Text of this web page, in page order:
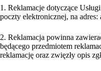
1. Reklamacje dotyczące
poczty elektronicznej, na adres:
2. Reklamacja powinna
będącego przedmiotem
reklamację oraz zwięzły opis